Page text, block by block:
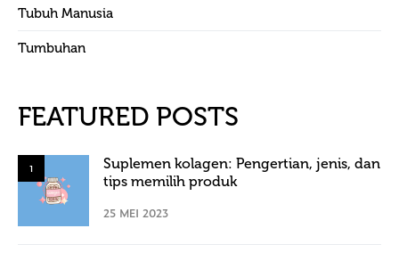
Tubuh Manusia
Tumbuhan
FEATURED POSTS
1
Suplemen kolagen: Pengertian, jenis, dan
tips memilih produk
25 MEI 2023